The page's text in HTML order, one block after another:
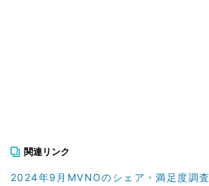
関連リンク
2024年9月MVNOのシェア・満足度調査